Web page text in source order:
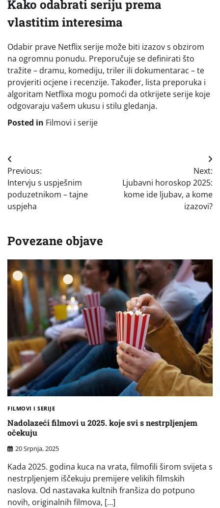
Kako odabrati seriju prema
vlastitim interesima
Odabir prave Netflix serije može biti izazov s obzirom
na ogromnu ponudu. Preporučuje se definirati što
tražite – dramu, komediju, triler ili dokumentarac – te
provjeriti ocjene i recenzije. Također, lista preporuka i
algoritam Netflixa mogu pomoći da otkrijete serije koje
odgovaraju vašem ukusu i stilu gledanja.
Posted in Filmovi i serije
Navigacija
objava
Previous:
Intervju s uspješnim
poduzetnikom – tajne
uspjeha
Next:
Ljubavni horoskop 2025:
kome ide ljubav, a kome
izazovi?
Povezane objave
FILMOVI I SERIJE
Nadolazeći filmovi u 2025. koje svi s nestrpljenjem
očekuju
20 Srpnja, 2025
Kada 2025. godina kuca na vrata, filmofili širom svijeta s
nestrpljenjem iščekuju premijere velikih filmskih
naslova. Od nastavaka kultnih franšiza do potpuno
novih, originalnih filmova, […]